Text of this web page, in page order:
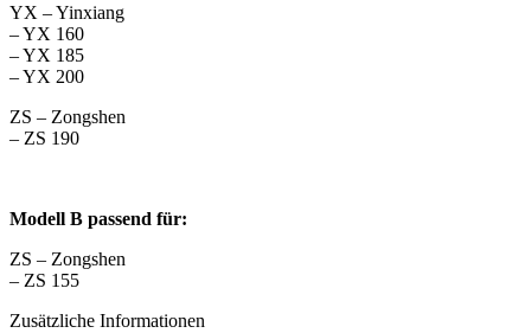
YX – Yinxiang
– YX 160
– YX 185
– YX 200
ZS – Zongshen
– ZS 190
Modell B passend für:
ZS – Zongshen
– ZS 155
Zusätzliche Informationen